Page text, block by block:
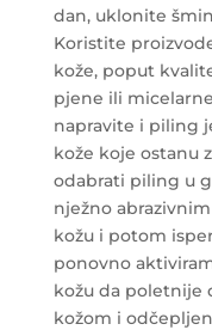
dan, uklonite
Koristite
kože, poput
pjene ili
napravite i piling
kože koje ostanu
odabrati piling u
nježno
kožu i potom
ponovno
kožu da poletnije
kožom i